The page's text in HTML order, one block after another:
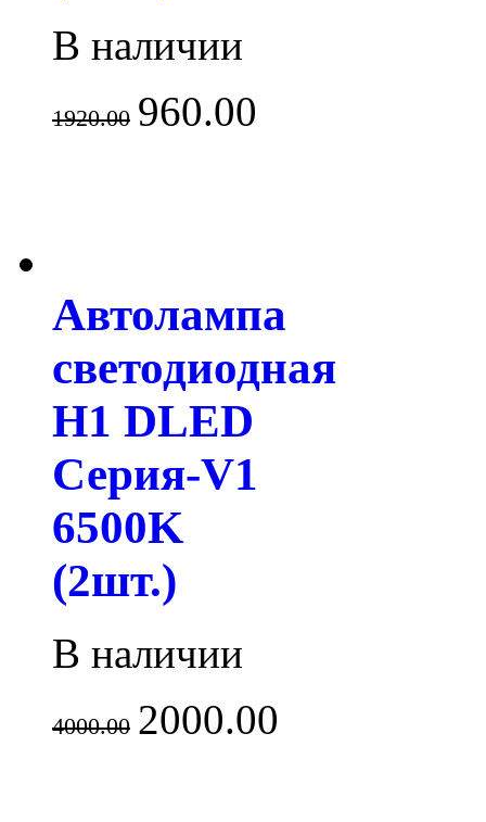
В наличии
1920.00 960.00
Автолампа
светодиодная
H1 DLED
Серия-V1
6500K
(2шт.)
В наличии
4000.00 2000.00